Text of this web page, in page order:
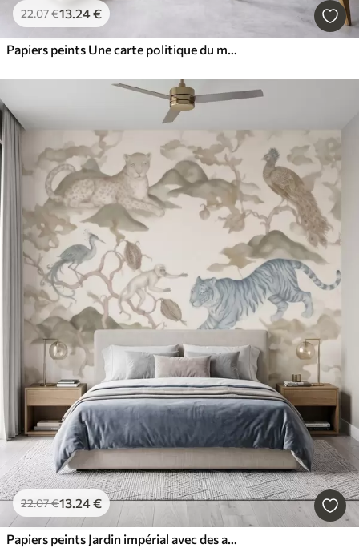
22.07€13.24€
Papiers peints Une carte politique du monde de couleur marron, avec des drapeaux en français
22.07€13.24€
Papiers peints Jardin impérial avec des animaux de style oriental : singe, léopard, tigre, paon et héron